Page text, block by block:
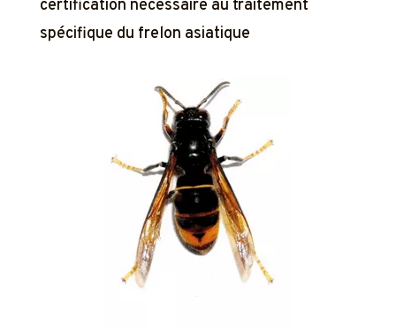
certification nécessaire au traitement
spécifique du frelon asiatique